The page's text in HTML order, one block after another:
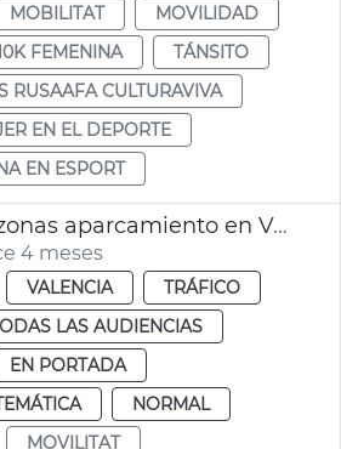
MOBILITAT
MOVILIDAD
FEMENINA
TÁNSITO
RUSAAFA CULTURAVIVA
EN EL DEPORTE
EN ESPORT
Señalización zonas aparcamiento en València para las Fallas 2026
4 meses
VALENCIA
TRÁFICO
LAS AUDIENCIAS
EN PORTADA
NORMAL
MOVILITAT